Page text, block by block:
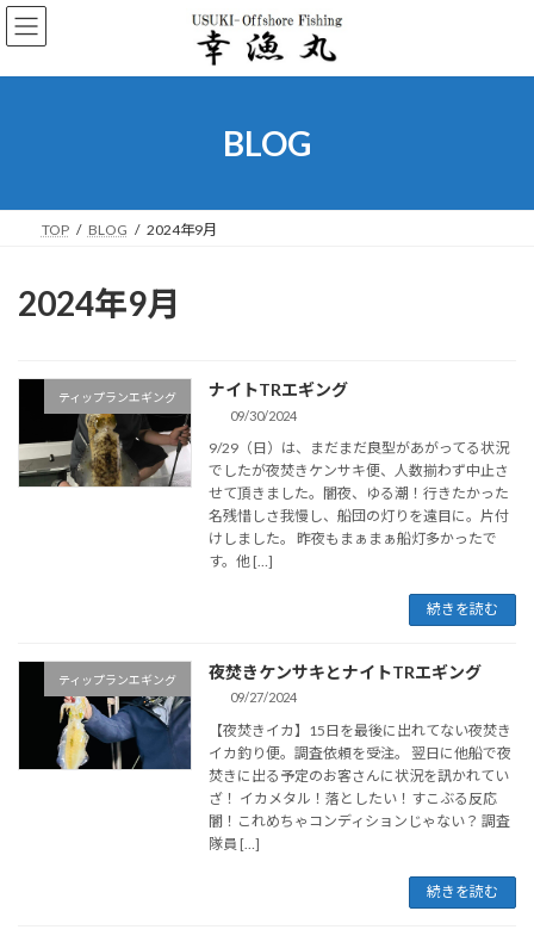
コ
ン
ン
ナ
ビ
ー
BLOG
TOP BLOG 2024年9月
2024年9月
ティップランエギング ナイトTRエギング
09/30/2024
9/29（日）は、まだまだ良型があがってる状況
でしたが夜焚きケンサキ便、人数揃わず中止さ
せて頂きました。闇夜、ゆる潮！行きたかった
名残惜しさ我慢し、船団の灯りを遠目に。片付
けしました。 昨夜もまぁまぁ船灯多かったで
す。他 […]
続きを読む
ティップランエギング 夜焚きケンサキとナイトTRエギング
09/27/2024
【夜焚きイカ】15日を最後に出れてない夜焚き
イカ釣り便。調査依頼を受注。 翌日に他船で夜
焚きに出る予定のお客さんに状況を訊かれてい
ざ！ イカメタル！落としたい！すこぶる反応
闇！これめちゃコンディションじゃない？ 調査
隊員 […]
続きを読む